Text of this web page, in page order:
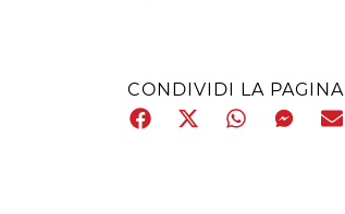
CONDIVIDI LA PAGINA